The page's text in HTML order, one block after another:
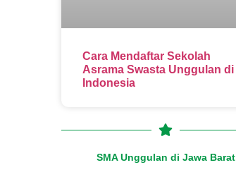
Cara Mendaftar Sekolah
Asrama Swasta Unggulan di
Indonesia
SMA Unggulan di Jawa Barat